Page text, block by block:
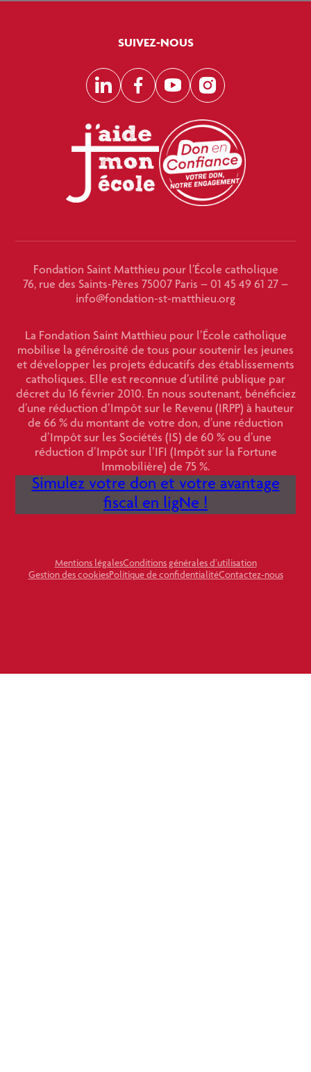
SUIVEZ-NOUS
LinkedInFacebook
YouTubeInstagram
Fondation Saint Matthieu pour l’École catholique
76, rue des Saints-Pères 75007 Paris – 01 45 49 61 27 –
info@fondation-st-matthieu.org
La Fondation Saint Matthieu pour l’École catholique
mobilise la générosité de tous pour soutenir les jeunes
et développer les projets éducatifs des établissements
catholiques. Elle est reconnue d’utilité publique par
décret du 16 février 2010. En nous soutenant, bénéficiez
d’une réduction d’Impôt sur le Revenu (IRPP) à hauteur
de 66 % du montant de votre don, d’une réduction
d’Impôt sur les Sociétés (IS) de 60 % ou d’une
réduction d’Impôt sur l’IFI (Impôt sur la Fortune
Immobilière) de 75 %.
Simulez votre don et votre avantage
fiscal en ligNe !
Mentions légalesConditions générales d’utilisation
Gestion des cookiesPolitique de confidentialitéContactez-nous